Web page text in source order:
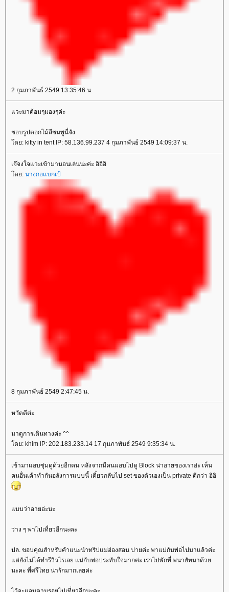
2 กุมภาพันธ์ 2549 13:35:46 น.
วะมาด้อมๆมองๆค่ะ
ชอบรูปดอกไม้สีชมพูนี่จัง
ดย: kitty in tent IP: 58.136.99.237 4 กุมภาพันธ์ 2549 14:09:37 น.
เจ๊จงใจแวะเข้ามานอนเล่นน่ะค่ะ อิอิอิ
ดย: นางกอแบกเป้
8 กุมภาพันธ์ 2549 2:47:45 น.
หวัดดีค่ะ
มาดูการเดินทางค่ะ ^^
ดย: khim IP: 202.183.233.14 17 กุมภาพันธ์ 2549 9:35:34 น.
เข้ามาแอบซุ่มดูด้วยอีกคน หลังจากมีคนแอบไปดู Block น่าอายของเราอ่ะ เห็น
คนอื่นเค้าทำกันอลังการแบบนี้ เดี๋ยวกลับไป set ของตัวเองเป็น private ดีกว่า อิอิ
บบว่าอายอ่ะนะ
ว่าง ๆ พาไปเที่ยวอีกนะคะ
ปล. ขอบคุณสำหรับคำแนะนำทริปแม่ฮ่องสอน ปายค่ะ พาแม่กับพ่อไปมาแล้วค่ะ
ต่ยังไม่ได้ทำรีวิวไรเลย แม่กับพ่อประทับใจมากค่ะ เราไปพักที่ พนาฮัทมาด้ว
นะคะ พี่ศรีไทย น่ารักมากเลยค่ะ